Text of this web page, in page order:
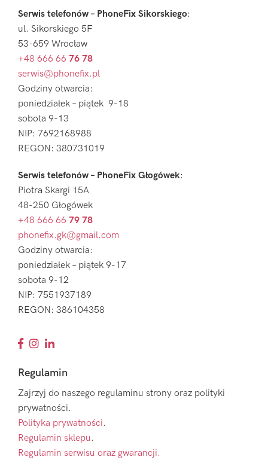
Serwis telefonów – PhoneFix Sikorskiego:
ul. Sikorskiego 5F
53-659 Wrocław
+48 666 66 76 78
serwis@phonefix.pl
Godziny otwarcia:
poniedziałek – piątek 9-18
sobota 9-13
NIP: 7692168988
REGON: 380731019
Serwis telefonów – PhoneFix Głogówek:
Piotra Skargi 15A
48-250 Głogówek
+48 666 66 79 78
phonefix.gk@gmail.com
Godziny otwarcia:
poniedziałek – piątek 9-17
sobota 9-12
NIP: 7551937189
REGON: 386104358
Regulamin
Zajrzyj do naszego regulaminu strony oraz polityki
prywatności.
Polityka prywatności.
Regulamin sklepu.
Regulamin serwisu oraz gwarancji.